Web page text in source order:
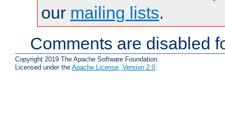
our mailing lists.
Comments are disabled
Copyright 2019 The Apache Software Foundation.
Licensed under the Apache License, Version 2.0